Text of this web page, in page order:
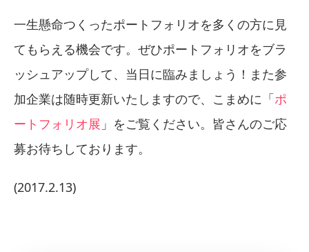
一生懸命つくったポートフォリオを多くの方に見
てもらえる機会です。ぜひポートフォリオをブラ
ッシュアップして、当日に臨みましょう！また参
加企業は随時更新いたしますので、こまめに「ポ
ートフォリオ展 」をご覧ください。皆さんのご応
募お待ちしております。
(2017.2.13)